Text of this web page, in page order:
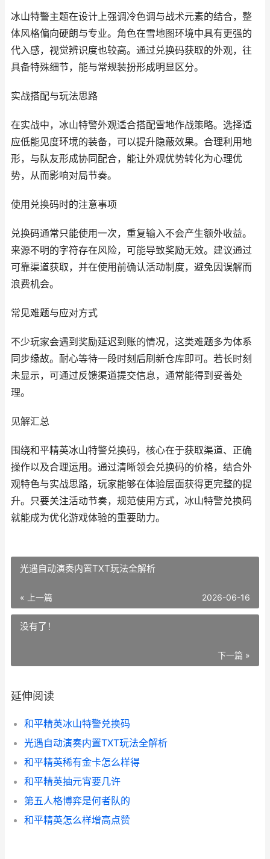
冰山特警主题在设计上强调冷色调与战术元素的结合，整
体风格偏向硬朗与专业。角色在雪地图环境中具有更强的
代入感，视觉辨识度也较高。通过兑换码获取的外观，往
具备特殊细节，能与常规装扮形成明显区分。
实战搭配与玩法思路
在实战中，冰山特警外观适合搭配雪地作战策略。选择适
应低能见度环境的装备，可以提升隐蔽效果。合理利用地
形，与队友形成协同配合，能让外观优势转化为心理优
势，从而影响对局节奏。
使用兑换码时的注意事项
兑换码通常只能使用一次，重复输入不会产生额外收益。
来源不明的字符存在风险，可能导致奖励无效。建议通过
可靠渠道获取，并在使用前确认活动制度，避免因误解而
浪费机会。
常见难题与应对方式
不少玩家会遇到奖励延迟到账的情况，这类难题多为体系
同步缘故。耐心等待一段时刻后刷新仓库即可。若长时刻
未显示，可通过反馈渠道提交信息，通常能得到妥善处
理。
见解汇总
围绕和平精英冰山特警兑换码，核心在于获取渠道、正确
操作以及合理运用。通过清晰领会兑换码的价格，结合外
观特色与实战思路，玩家能够在体验层面获得更完整的提
升。只要关注活动节奏，规范使用方式，冰山特警兑换码
就能成为优化游戏体验的重要助力。
光遇自动演奏内置TXT玩法全解析
« 上一篇 2026-06-16
没有了！
下一篇 »
延伸阅读
和平精英冰山特警兑换码
光遇自动演奏内置TXT玩法全解析
和平精英稀有金卡怎么样得
和平精英抽元宵要几许
第五人格博弈是何者队的
和平精英怎么样增高点赞